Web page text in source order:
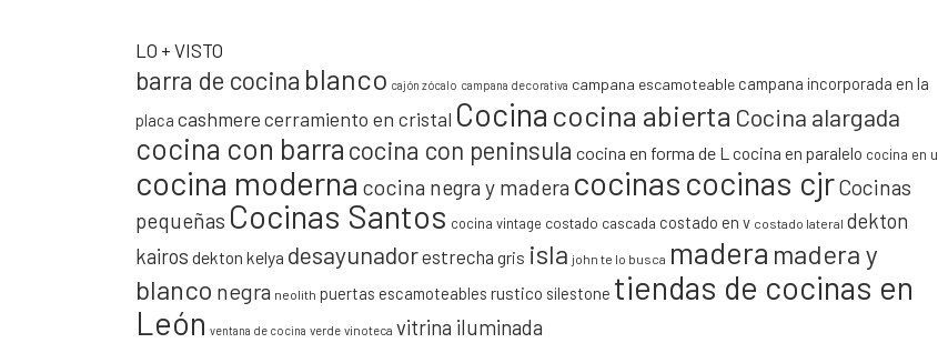
LO + VISTO
barra de cocina blanco cajón zócalo campana decorativa campana escamoteable campana incorporada en la
placa cashmerecerramiento en cristal Cocina cocina abierta Cocina alargada
cocina con barra cocina con peninsula cocina en forma de L cocina en paralelo cocina en u
cocina moderna cocina negra y madera cocinas cocinas cjrCocinas
pequeñas Cocinas Santos cocina vintage costado cascada costado en v costado lateral dekton
kairos dekton kelya desayunadorestrecha gris isla john te lo busca madera madera y
blanco negra neolith puertas escamoteables rustico silestone tiendas de cocinas en
León ventana de cocina verde vinoteca vitrina iluminada